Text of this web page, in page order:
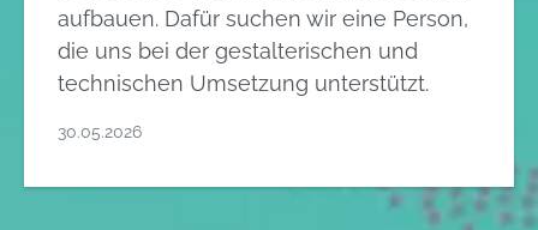
aufbauen. Dafür suchen wir eine Person,
die uns bei der gestalterischen und
technischen Umsetzung unterstützt.
30.05.2026